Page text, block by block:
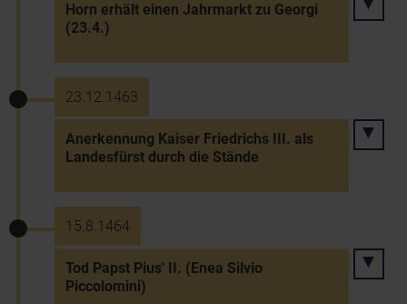
Horn erhält einen Jahrmarkt zu Georgi
(23.4.)
23.12.1463
Anerkennung Kaiser Friedrichs III. als
Landesfürst durch die Stände
15.8.1464
Tod Papst Pius' II. (Enea Silvio
Piccolomini)